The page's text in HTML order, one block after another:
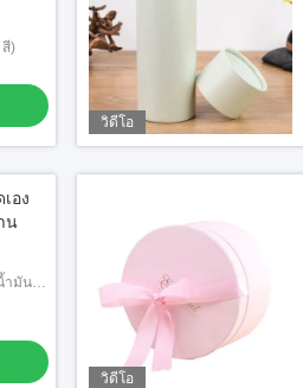
)
วิดีโอ
อง
น
ำมัน
วิดีโอ